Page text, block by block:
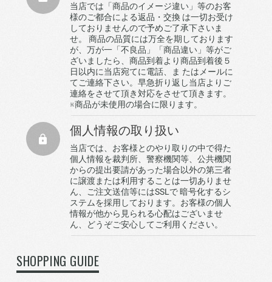
当店では「商品のイメージ違い」等のお客
様のご都合による返品・交換 は一切お受け
しておりませんので予めご了承下さいま
せ。 商品の品質には万全を期しております
が、万が一「不良品」「商品違い」等がご
ざいましたら、商品到着より商品到着後５
日以内に当店宛てに電話、ま たはメールに
てご連絡下さい。早急折り返し当店よりご
連絡をさせて頂き対応をさせて頂きます。
※商品が未使用の場合に限ります。
個人情報の取り扱い
当店では、お客様とのやり取りの中で得た
個人情報を裁判所、警察機関等、公共機関
からの提出要請があった場合以外の第三者
に譲渡または利用することは一切ありませ
ん、ご注文送信等にはSSLで 暗号化するシ
ステムを採用しております。お客様の個人
情報が他から見られる心配はございませ
ん、どうぞご安心してご利用ください。
SHOPPING GUIDE